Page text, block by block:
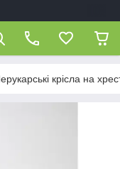
крісла на